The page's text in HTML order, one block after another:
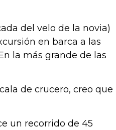
del velo de la novia)
en barca a las
la más grande de las
de crucero, creo que
un recorrido de 45